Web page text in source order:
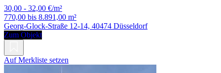
30,00 - 32,00 €/m²
770,00 bis 8.891,00 m²
Georg-Glock-Straße 12-14, 40474 Düsseldorf
Zum Objekt
Auf Merkliste setzen